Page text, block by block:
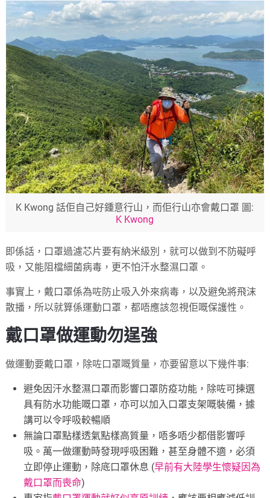
K Kwong 話佢自己好鍾意行山，而佢行山亦會戴口罩 圖:
K Kwong
即係話，口罩過濾芯片要有納米級別，就可以做到不防礙呼
吸，又能阻檔細菌病毒，更不怕汗水整濕口罩。
事實上，戴口罩係為咗防止吸入外來病毒，以及避免將飛沫
散播，所以就算係運動口罩，都唔應該忽視佢嘅保護性。
戴口罩做運動勿逞強
做運動要戴口罩，除咗口罩嘅質量，亦要留意以下幾件事:
避免因汗水整濕口罩而影響口罩防疫功能，除咗可揀選
具有防水功能嘅口罩，亦可以加入口罩支架嘅裝備，據
講可以令呼吸較暢順
無論口罩點樣透氣點樣高質量，唔多唔少都借影響呼
吸。萬一做運動時發現呼吸困難，甚至身體不適，必須
立即停止運動，除底口罩休息 (早前有大陸學生懷疑因為
戴口罩而喪命)